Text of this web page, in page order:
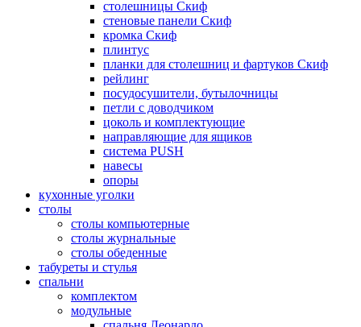
столешницы Скиф
стеновые панели Скиф
кромка Скиф
плинтус
планки для столешниц и фартуков Скиф
рейлинг
посудосушители, бутылочницы
петли с доводчиком
цоколь и комплектующие
направляющие для ящиков
система PUSH
навесы
опоры
кухонные уголки
столы
столы компьютерные
столы журнальные
столы обеденные
табуреты и стулья
спальни
комплектом
модульные